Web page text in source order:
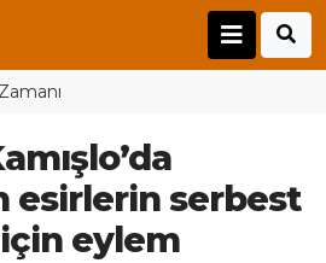
esirlerin serbest
için eylem